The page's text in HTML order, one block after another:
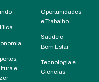
e
Oportunidades
e Trabalho
Saúde e
Bem Estar
Tecnologia e
Ciências